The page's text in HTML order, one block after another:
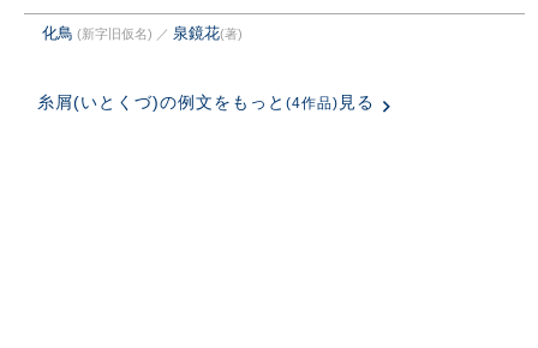
化鳥 (新字旧仮名) ／ 泉鏡花(著)
糸屑(いとくづ)の例文をもっと (4作品) 見る